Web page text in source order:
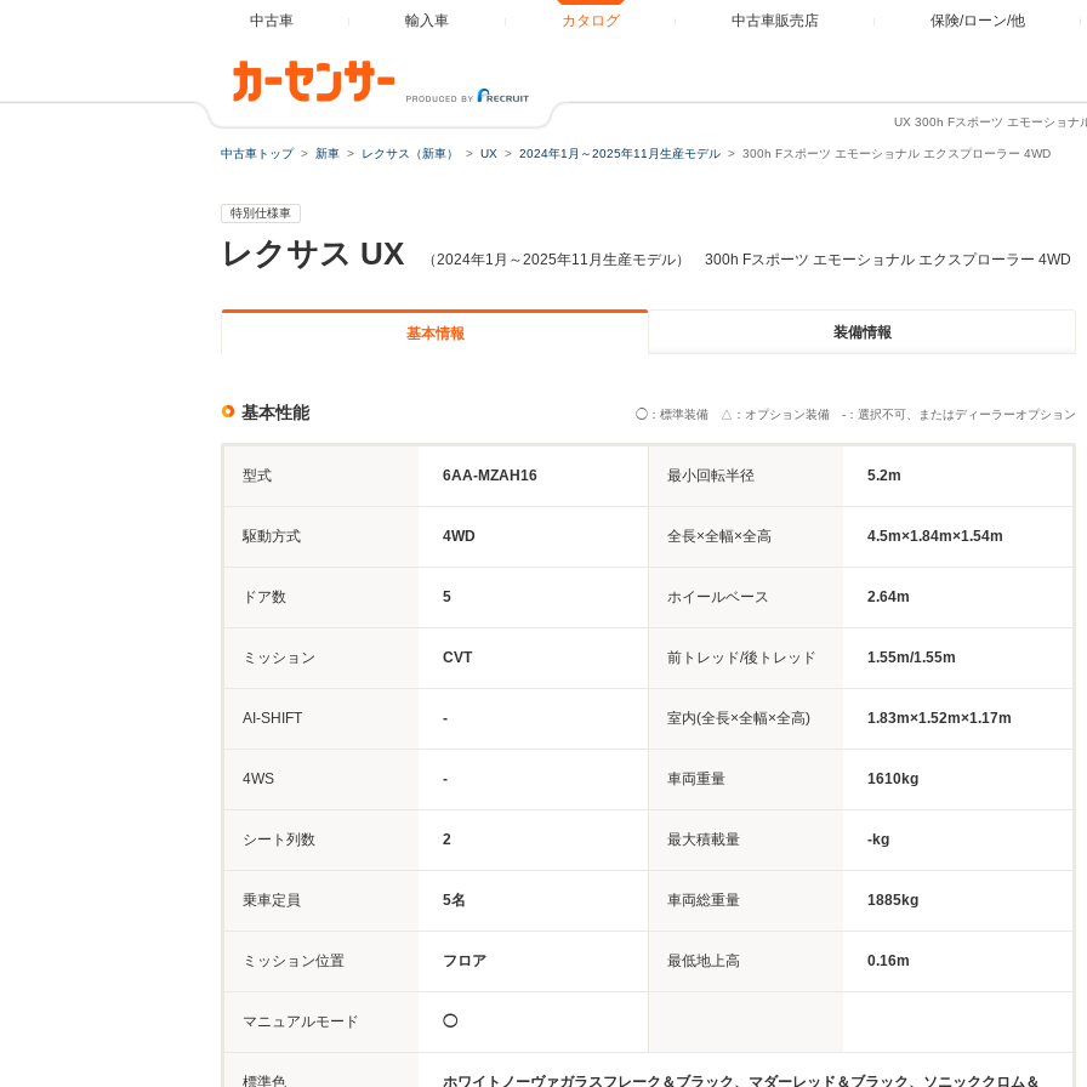
中古車 輸入車 カタログ 中古車販売店 保険/ローン/他
UX 300h Fスポーツ エモーショナ
中古車トップ 新車 レクサス（新車） UX 2024年1月～2025年11月生産モデル 300h Fスポーツ エモーショナル エクスプローラー 4WD
特別仕様車
レクサス UX （2024年1月～2025年11月生産モデル） 300h Fスポーツ エモーショナル エクスプローラー 4WD
基本情報 装備情報
基本性能 ◯：標準装備 △：オプション装備 -：選択不可、またはディーラーオプション
型式 6AA-MZAH16 最小回転半径 5.2m
駆動方式 4WD 全長×全幅×全高 4.5m×1.84m×1.54m
ドア数 5 ホイールベース 2.64m
ミッション CVT 前トレッド/後トレッド 1.55m/1.55m
AI-SHIFT - 室内(全長×全幅×全高) 1.83m×1.52m×1.17m
4WS - 車両重量 1610kg
シート列数 2 最大積載量 -kg
乗車定員 5名 車両総重量 1885kg
ミッション位置 フロア 最低地上高 0.16m
マニュアルモード ◯
標準色 ホワイトノーヴァガラスフレーク＆ブラック、マダーレッド＆ブラック、ソニッククロム＆